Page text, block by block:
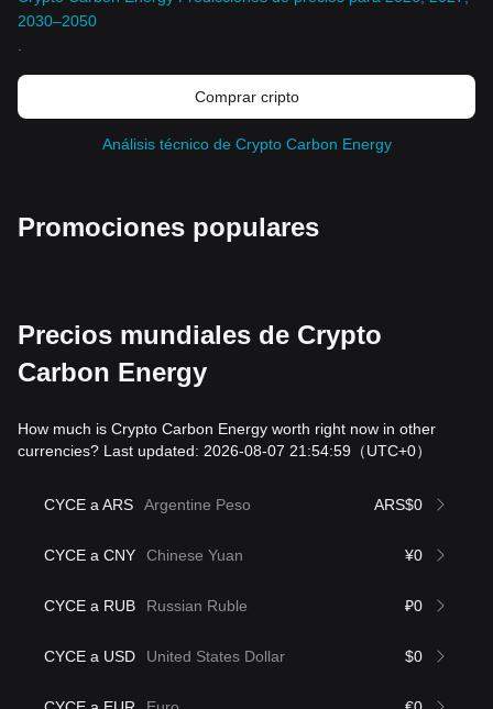
2030–2050
Comprar cripto
Análisis técnico de Crypto Carbon Energy
Promociones populares
Precios mundiales de Crypto
Carbon Energy
How much is Crypto Carbon Energy worth right now in other
currencies? Last updated: 2026-08-07 21:54:59 （UTC+0）
CYCE a ARS Argentine Peso ARS$0
CYCE a CNY Chinese Yuan ¥0
CYCE a RUB Russian Ruble ₽0
CYCE a USD United States Dollar $0